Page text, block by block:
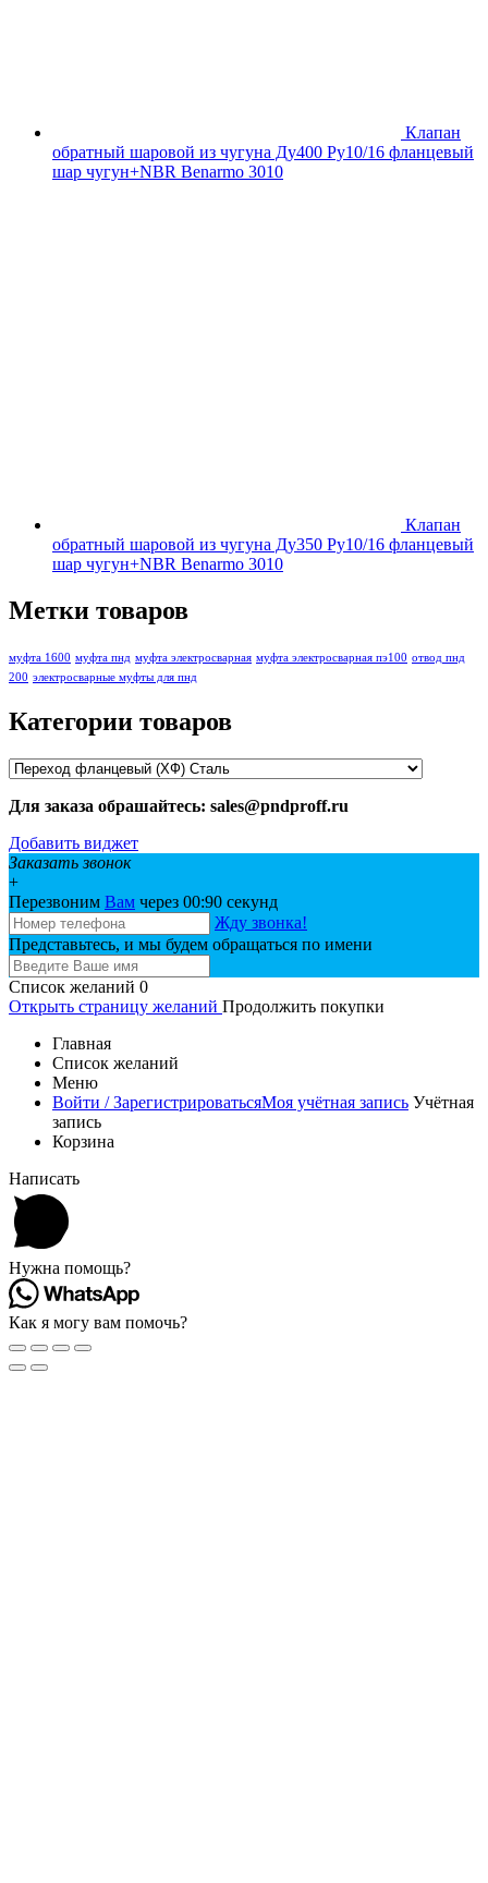
Клапан
обратный шаровой из чугуна Ду400 Ру10/16 фланцевый
шар чугун+NBR Benarmo 3010
Клапан
обратный шаровой из чугуна Ду350 Ру10/16 фланцевый
шар чугун+NBR Benarmo 3010
Метки товаров
муфта 1600 муфта пнд муфта электросварная муфта электросварная пэ100 отвод пнд
200 электросварные муфты для пнд
Категории товаров
Для заказа обрашайтесь: sales@pndproff.ru
Добавить виджет
Заказать звонок
+
Перезвоним Вам через 00:90 секунд
Жду звонка!
Представьтесь, и мы будем обращаться по имени
Список желаний 0
Открыть страницу желаний Продолжить покупки
Главная
Список желаний
Меню
Войти / ЗарегистрироватьсяМоя учётная запись Учётная
запись
Корзина
Написать
Нужна помощь?
Как я могу вам помочь?